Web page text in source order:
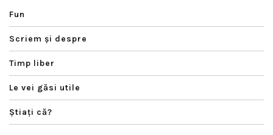
Fun
Scriem şi despre
Timp liber
Le vei găsi utile
Ştiaţi că?